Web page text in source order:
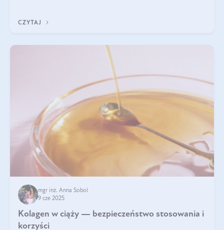
CZYTAJ
mgr inż. Anna Sobol
9 cze 2025
Kolagen w ciąży — bezpieczeństwo stosowania i
korzyści